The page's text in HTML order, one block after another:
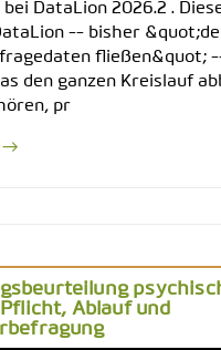
DataLion 2026.2 .
-- bisher
fließen&quot;
den ganzen Kreislauf
pr
→
Pflicht, Ablauf und